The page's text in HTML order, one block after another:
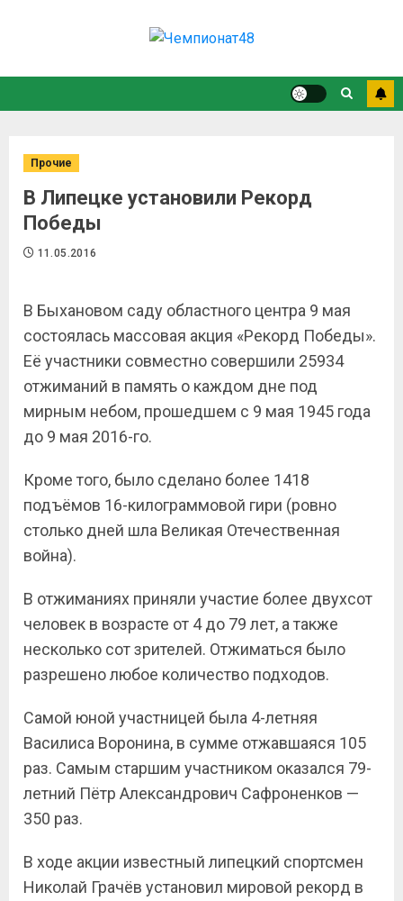
Прочие
В Липецке установили Рекорд
Победы
11.05.2016
В Быхановом саду областного центра 9 мая
состоялась массовая акция «Рекорд Победы».
Её участники совместно совершили 25934
отжиманий в память о каждом дне под
мирным небом, прошедшем с 9 мая 1945 года
до 9 мая 2016-го.
Кроме того, было сделано более 1418
подъёмов 16-килограммовой гири (ровно
столько дней шла Великая Отечественная
война).
В отжиманиях приняли участие более двухсот
человек в возрасте от 4 до 79 лет, а также
несколько сот зрителей. Отжиматься было
разрешено любое количество подходов.
Самой юной участницей была 4-летняя
Василиса Воронина, в сумме отжавшаяся 105
раз. Самым старшим участником оказался 79-
летний Пётр Александрович Сафроненков —
350 раз.
В ходе акции известный липецкий спортсмен
Николай Грачёв установил мировой рекорд в